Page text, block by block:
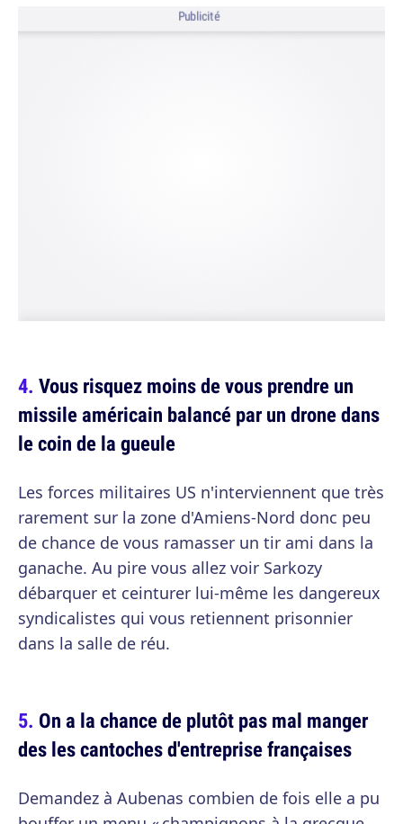
Publicité
Vous risquez moins de vous prendre un
missile américain balancé par un drone dans
le coin de la gueule
Les forces militaires US n'interviennent que très
rarement sur la zone d'Amiens-Nord donc peu
de chance de vous ramasser un tir ami dans la
ganache. Au pire vous allez voir Sarkozy
débarquer et ceinturer lui-même les dangereux
syndicalistes qui vous retiennent prisonnier
dans la salle de réu.
On a la chance de plutôt pas mal manger
des les cantoches d'entreprise françaises
Demandez à Aubenas combien de fois elle a pu